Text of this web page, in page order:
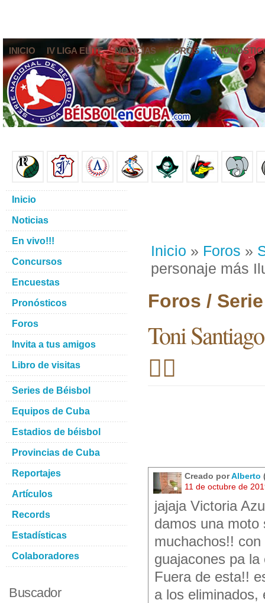
INICIO IV LIGA ELITE NOTICIAS FOROS
Inicio » Foros »
personaje más
Foros /
Toni
🤷‍♂️
Creado porAlberto
11 de octubre de
jajaja Victoria
damos una moto
muchachos!!
guajacones pa
Fuera de esta!!
a los eliminados,
Inicio
Noticias
En vivo!!!
Concursos
Encuestas
Pronósticos
Foros
Invita a tus amigos
Libro de visitas
Series de Béisbol
Equipos de Cuba
Estadios de béisbol
Provincias de Cuba
Reportajes
Artículos
Records
Estadísticas
Colaboradores
Buscador